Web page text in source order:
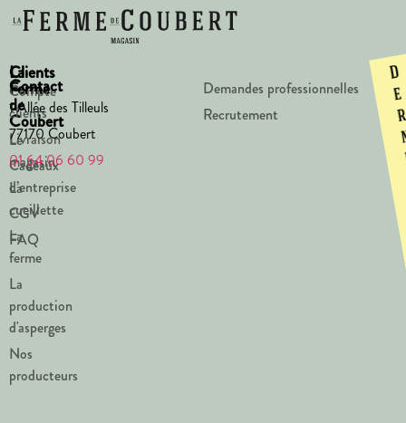
La
Ferme
de
Coubert
Le
magasin
La
cueillette
La
ferme
La
production
d'asperges
Nos
producteurs
Clients
Compte
clients
Livraison
Cadeaux
d’entreprise
CGV
FAQ
Contact
1 Allée des Tilleuls
77170 Coubert
01 64 06 60 99
Demandes professionnelles
Recrutement
D
e